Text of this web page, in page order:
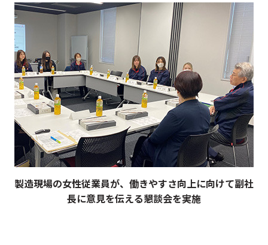
製造現場の女性従業員が、働きやすさ向上に向けて副社
長に意見を伝える懇談会を実施